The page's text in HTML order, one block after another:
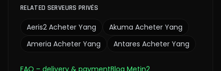
RELATED SERVEURS PRIVÉS
Aeris2 Acheter Yang Akuma Acheter Yang
Ameria Acheter Yang Antares Acheter Yang
FAQ – delivery & paymentBlog Metin2